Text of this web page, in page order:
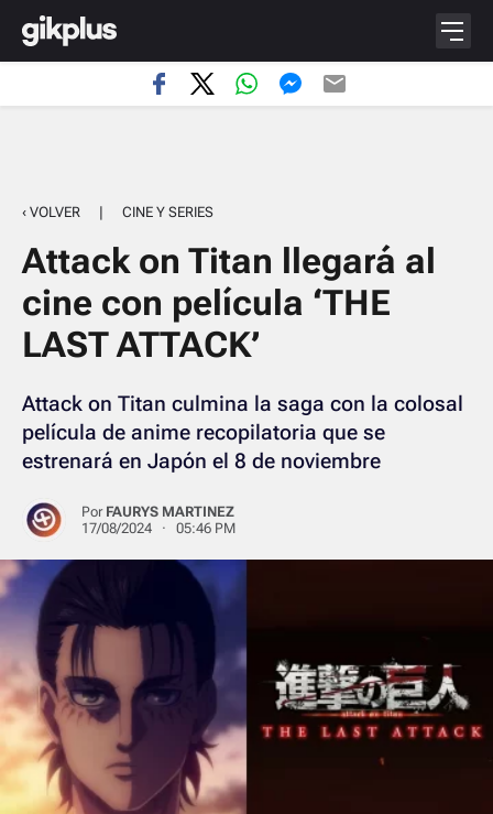
‹ VOLVER | CINE Y SERIES
Attack on Titan llegará al
cine con película ‘THE
LAST ATTACK’
Attack on Titan culmina la saga con la colosal
película de anime recopilatoria que se
estrenará en Japón el 8 de noviembre
Por FAURYS MARTINEZ
17/08/2024 · 05:46 PM